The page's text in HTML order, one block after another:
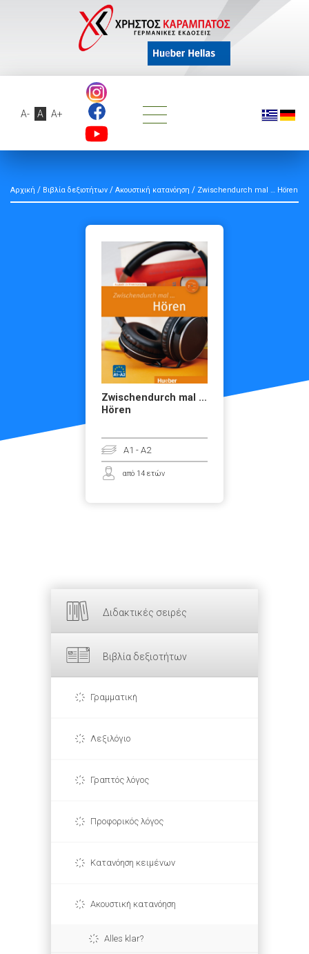
A- A A+
Διδακτικές σειρές
Βιβλία δεξιοτήτων
Γραμματική
Λεξιλόγιο
Γραπτός λόγος
Προφορικός λόγος
Κατανόηση κειμένων
Ακουστική κατανόηση
Alles klar?
Αρχική / Βιβλία δεξιοτήτων / Ακουστική κατανόηση / Zwischendurch mal … Hören
Zwischendurch mal …
Hören
A1 - A2
από 14 ετών